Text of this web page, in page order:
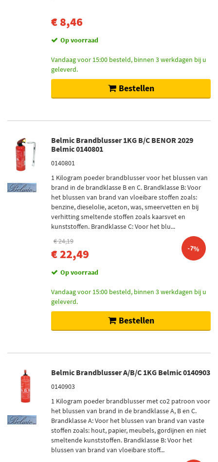
€ 8,46
Op voorraad
Vandaag voor 15:00 besteld, binnen 3 werkdagen bij u
geleverd.
Bestellen
Belmic Brandblusser 1KG B/C BENOR 2029
Belmic 0140801
0140801
1 Kilogram poeder brandblusser voor het blussen van
brand in de brandklasse B en C. Brandklasse B: Voor
het blussen van brand van vloeibare stoffen zoals:
benzine, dieselolie, aceton, was, smeervetten en bij
verhitting smeltende stoffen zoals kaarsvet en
kunststoffen. Brandklasse C: Voor het blu...
€ 24,19
€ 22,49 -7%
Op voorraad
Vandaag voor 15:00 besteld, binnen 3 werkdagen bij u
geleverd.
Bestellen
Belmic Brandblusser A/B/C 1KG Belmic 0140903
0140903
1 Kilogram poeder brandblusser met co2 patroon voor
het blussen van brand in de brandklasse A, B en C.
Brandklasse A: Voor het blussen van brand van vaste
stoffen zoals: hout, papier, meubels, gordijnen en niet
smeltende kunststoffen. Brandklasse B: Voor het
blussen van brand van vloeibare stoff...